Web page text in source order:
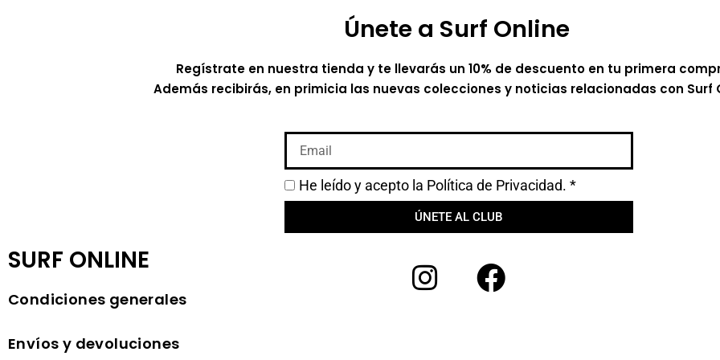
Únete a Surf Online
Regístrate en nuestra tienda y te llevarás un 10% de descuento en tu primera
Además recibirás, en primicia las nuevas colecciones y noticias relacionadas con Surf
He leído y acepto la Política de Privacidad. *
ÚNETE AL CLUB
SURF ONLINE
Condiciones generales
Envíos y devoluciones